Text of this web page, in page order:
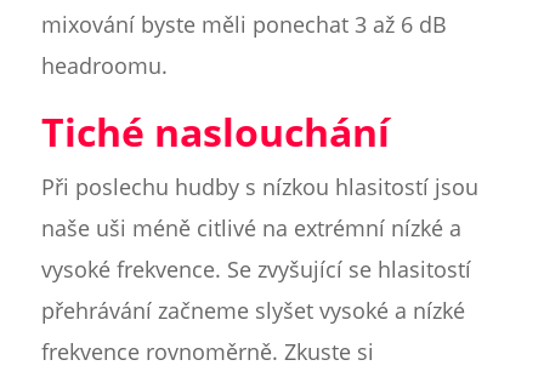
mixování byste měli ponechat 3 až 6 dB
headroomu.
Tiché naslouchání
Při poslechu hudby s nízkou hlasitostí jsou
naše uši méně citlivé na extrémní nízké a
vysoké frekvence. Se zvyšující se hlasitostí
přehrávání začneme slyšet vysoké a nízké
frekvence rovnoměrně. Zkuste si